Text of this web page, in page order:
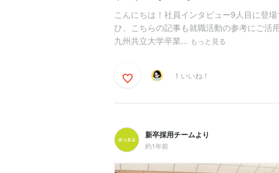
こんにちは！社員インタビュー9人目に登
ひ、こちらの記事も就職活動の参考にご活
九州共立大学卒業... もっと見る
1 いいね！
新卒採用チームより
約1年前